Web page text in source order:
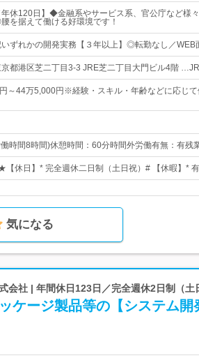
年休120日】◆金融系やサービス系、官公庁など様
を据えて働ける好環境です！
いずれかの開発実務【３年以上】◎転勤なし／WEB
都港区芝二丁目3-3 JRE芝二丁目大門ビル4階
～44万5,000円※経験・スキル・年齢などに応じ
時間8時間)休憩時間：60分時間外労働有無：有残
休日】* 完全週休二日制（土日祝）# 【休暇】*
気になる
会社 | 年間休日123日／完全週休2日制（
ケージ製品等の【システム